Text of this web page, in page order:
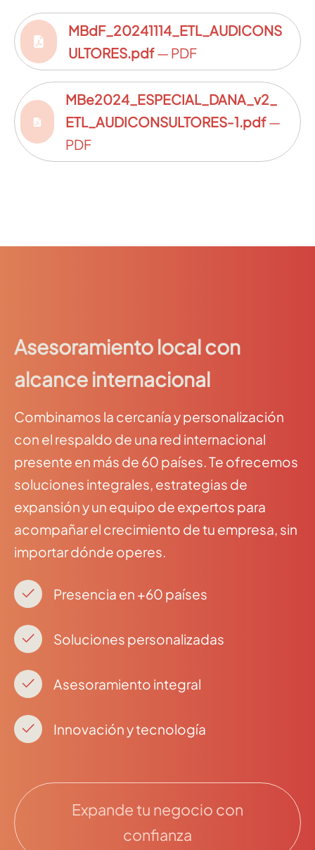
MBdF_20241114_ETL_AUDICONS
ULTORES.pdf— PDF
MBe2024_ESPECIAL_DANA_v2_
ETL_AUDICONSULTORES-1.pdf—
PDF
Asesoramiento local con
alcance internacional
Combinamos la cercanía y personalización
con el respaldo de una red internacional
presente en más de 60 países. Te ofrecemos
soluciones integrales, estrategias de
expansión y un equipo de expertos para
acompañar el crecimiento de tu empresa, sin
importar dónde operes.
Presencia en +60 países
Soluciones personalizadas
Asesoramiento integral
Innovación y tecnología
Expande tu negocio con
confianza